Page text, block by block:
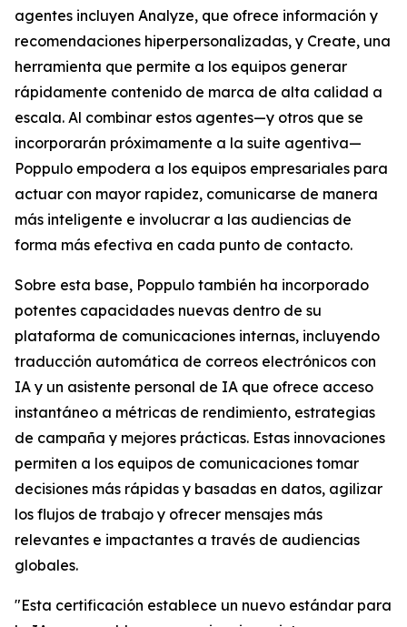
agentes incluyen Analyze, que ofrece información y
recomendaciones hiperpersonalizadas, y Create, una
herramienta que permite a los equipos generar
rápidamente contenido de marca de alta calidad a
escala. Al combinar estos agentes—y otros que se
incorporarán próximamente a la suite agentiva—
Poppulo empodera a los equipos empresariales para
actuar con mayor rapidez, comunicarse de manera
más inteligente e involucrar a las audiencias de
forma más efectiva en cada punto de contacto.
Sobre esta base, Poppulo también ha incorporado
potentes capacidades nuevas dentro de su
plataforma de comunicaciones internas, incluyendo
traducción automática de correos electrónicos con
IA y un asistente personal de IA que ofrece acceso
instantáneo a métricas de rendimiento, estrategias
de campaña y mejores prácticas. Estas innovaciones
permiten a los equipos de comunicaciones tomar
decisiones más rápidas y basadas en datos, agilizar
los flujos de trabajo y ofrecer mensajes más
relevantes e impactantes a través de audiencias
globales.
"Esta certificación establece un nuevo estándar para